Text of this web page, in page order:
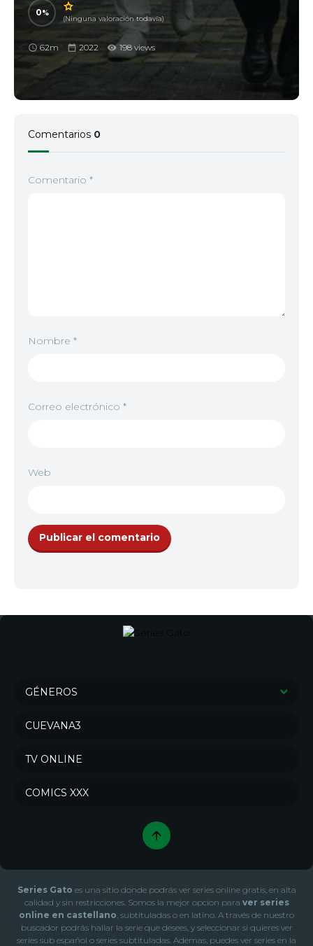
0
(Ninguna valoración todavía)
62m 2022 198 views
Comentarios 0
Comentario *
Nombre *
Correo electrónico *
Web
GÉNEROS
Action & Adventure
Series de Familia
Series de Música Series de Novela
Series de Talk Series de Kids
CUEVANA3
TV ONLINE
COMICS XXX
Series Gato es una sitio donde podrás ver series online gratis, en alta
calidad y sin restricciones. Somos la mejor opcion para ver series
online en castellano, subtituladas o en latino. A través de nuestro
buscador podrás hallar la serie que desees, y seleccionar si quieres ver
series sub español o series subtituladas. Ademas, puedes ver series en la